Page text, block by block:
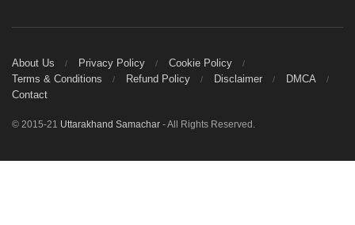
About Us Privacy Policy
Cookie Policy
Terms & Conditions
Refund Policy Disclaimer
DMCA
Contact
© 2015-21 Uttarakhand Samachar - All Rights Reserved.